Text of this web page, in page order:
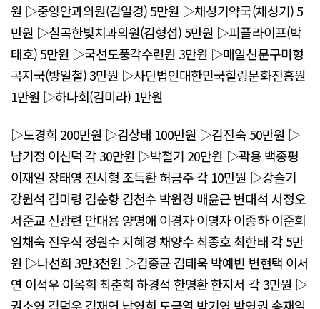
원 ▷중앙안과의원(김일경) 5만원 ▷채성기약국(채성기) 5
만원 ▷칠곡한빛치과의원(김형섭) 5만원 ▷피플라이프(박
태호) 5만원 ▷국선도풍각수련원 3만원 ▷매일신문구미형
곡지국(방일철) 3만원 ▷사단법인대한민국힐링문화진흥원
1만원 ▷하나회(김미라) 1만원
▷도경희 200만원 ▷김상태 100만원 ▷김진숙 50만원 ▷
남기정 이신덕 각 30만원 ▷박철기 20만원 ▷곽용 백종평
이재일 장태영 전시형 조득환 허금주 각 10만원 ▷강슬기
강원석 김미령 김순향 김천수 박원경 배윤근 변대석 서정오
서준교 신광련 안대용 양명애 이경자 이영자 이종하 이준희
임채숙 전우식 정원수 지혜경 채양수 최종호 최한태 각 5만
원 ▷나선희 3만3천원 ▷김종균 김태욱 박예빈 변현택 이서
연 이석우 이옥희 최춘희 하경석 한명환 한지서 각 3만원 ▷